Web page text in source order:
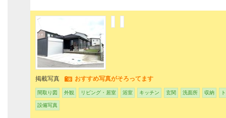
掲載写真 おすすめ写真がそろってます
間取り図 外観 リビング・居室 浴室 キッチン 玄関 洗面所 収納
設備写真